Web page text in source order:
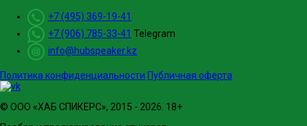
+7 (495) 369-19-41
+7 (906) 785-33-41 Telegram
info@hubspeaker.kz
Политика конфиденциальности Публичная оферта
© ООО «ХАБ СПИКЕРС», 2015 - 2026. 18+